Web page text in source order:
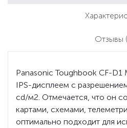
Отзывы
Panasonic Toughbook CF-
IPS-дисплеем с
cd/м2. Отмечается, что он
картами, схемами,
оптимально подходит для